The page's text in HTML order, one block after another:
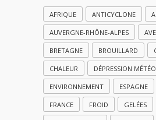
AFRIQUE ANTICYCLONE
AUVERGNE-RHÔNE-ALPES
BRETAGNE BROUILLARD
CHALEUR DÉPRESSION
ENVIRONNEMENT ESPAGNE
FRANCE FROID GELÉES